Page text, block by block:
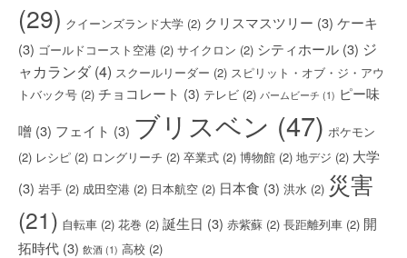
(29) クイーンズランド大学 (2) クリスマスツリー (3) ケーキ
(3) ゴールドコースト空港 (2) サイクロン (2) シティホール (3) ジ
ャカランダ (4) スクールリーダー (2) スピリット・オブ・ジ・アウ
トバック号 (2) チョコレート (3) テレビ (2) パームビーチ (1) ピー味
噌 (3) フェイト (3) ブリスベン (47) ポケモン
(2) レシピ (2) ロングリーチ (2) 卒業式 (2) 博物館 (2) 地デジ (2) 大学
(3) 岩手 (2) 成田空港 (2) 日本航空 (2) 日本食 (3) 洪水 (2) 災害
(21) 自転車 (2) 花巻 (2) 誕生日 (3) 赤紫蘇 (2) 長距離列車 (2) 開
拓時代 (3) 飲酒 (1) 高校 (2)